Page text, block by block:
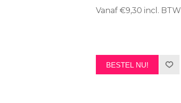
Vanaf €9,30 incl. BTW
BESTEL NU!